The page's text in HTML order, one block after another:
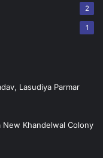
2
1
Lasudiya Parmar
Khandelwal Colony